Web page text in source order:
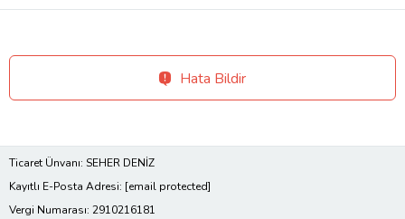
Hata Bildir
Ticaret Ünvanı: SEHER DENİZ
Kayıtlı E-Posta Adresi: [email protected]
Vergi Numarası: 2910216181